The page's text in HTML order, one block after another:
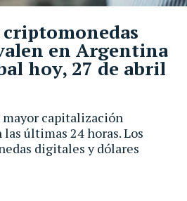
capitalización
últimas 24 horas. Los
digitales y dólares
criptomonedas
en Argentina
hoy, 27 de abril